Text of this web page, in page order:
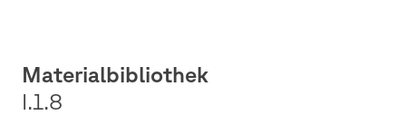
Materialbibliothek
I.1.8